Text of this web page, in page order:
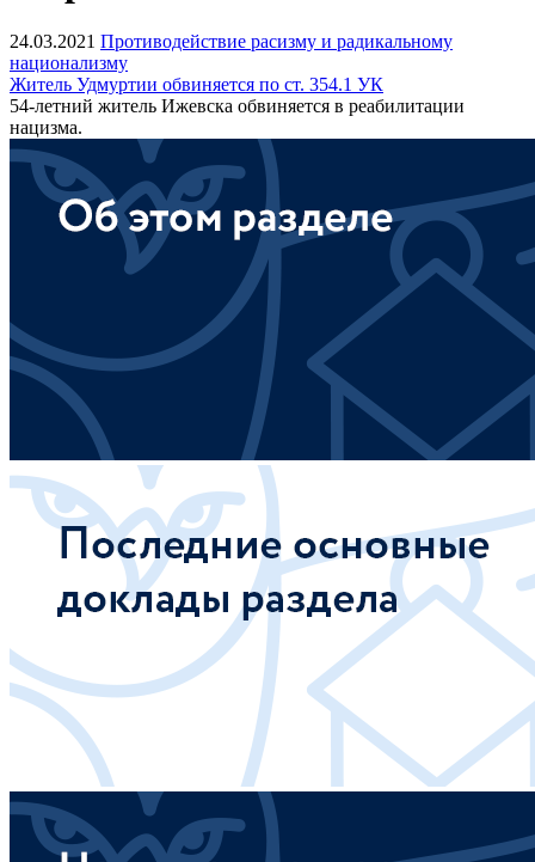
24.03.2021 Противодействие расизму и радикальному
национализму
Житель Удмуртии обвиняется по ст. 354.1 УК
54-летний житель Ижевска обвиняется в реабилитации
нацизма.